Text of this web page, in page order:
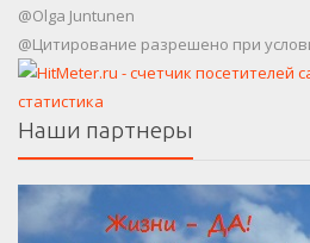
@Olga Juntunen
@Цитирование разрешено при
Наши партнеры